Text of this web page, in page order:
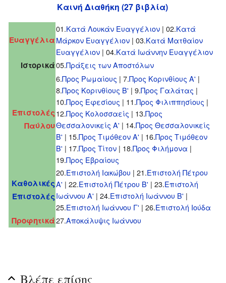
Καινή Διαθήκη (27 βιβλία)
Ευαγγέλια
01.Κατά Λουκάν Ευαγγέλιον | 02.Κατά
Μάρκον Ευαγγέλιον | 03.Κατά Ματθαίον
Ευαγγέλιον | 04.Κατά Ιωάννην Ευαγγέλιον
Ιστορικά05.Πράξεις των Αποστόλων
Επιστολές
Παύλου
6.Προς Ρωμαίους | 7.Προς Κορινθίους Α' |
8.Προς Κορινθίους Β' | 9.Προς Γαλάτας |
10.Προς Εφεσίους | 11.Προς Φιλιππησίους |
12.Προς Κολοσσαείς | 13.Προς
Θεσσαλονικείς Α' | 14.Προς Θεσσαλονικείς
Β' | 15.Προς Τιμόθεον Α' | 16.Προς Τιμόθεον
Β' | 17.Προς Τίτον | 18.Προς Φιλήμονα |
19.Προς Εβραίους
Καθολικές
Επιστολές
20.Επιστολή Ιακώβου | 21.Επιστολή Πέτρου
Α' | 22.Επιστολή Πέτρου Β' | 23.Eπιστολή
Ιωάννου Α' | 24.Eπιστολή Ιωάννου Β' |
25.Eπιστολή Ιωάννου Γ' | 26.Επιστολή Ιούδα
Προφητικά27.Αποκάλυψις Ιωάννου
Βλέπε επίσης